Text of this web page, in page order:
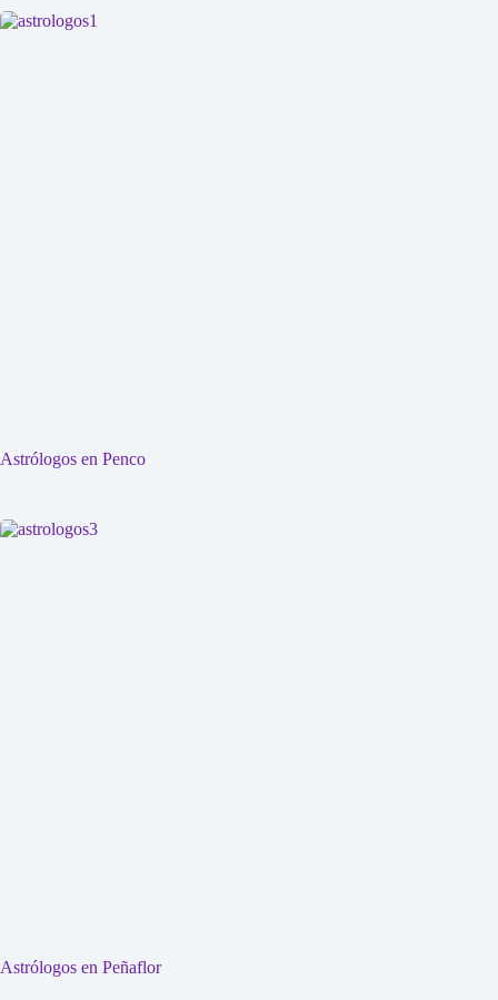
Astrólogos en Penco
Astrólogos en Peñaflor